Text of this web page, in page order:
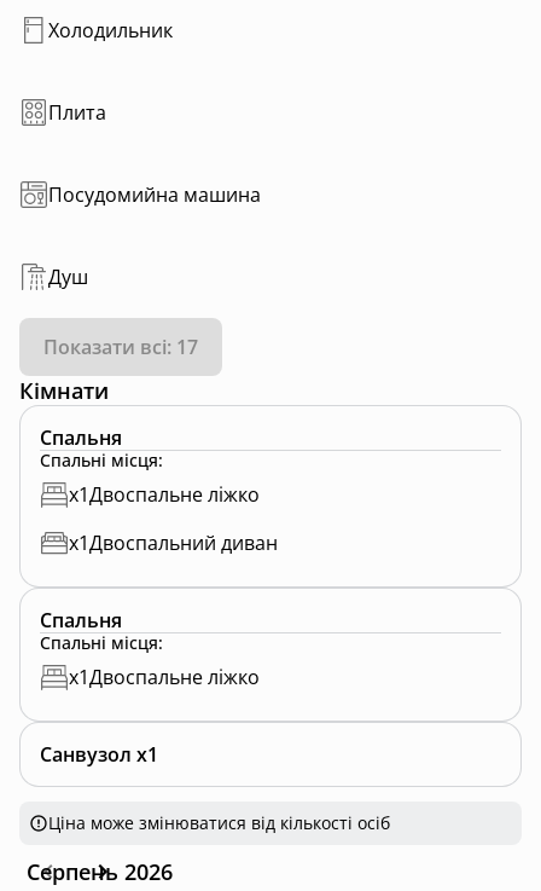
Холодильник
Плита
Посудомийна машина
Душ
Показати всі: 17
Кімнати
Спальня
Спальні місця:
x1Двоспальне ліжко
x1Двоспальний диван
Спальня
Спальні місця:
x1Двоспальне ліжко
Санвузол x1
Ціна може змінюватися від кількості осіб
Серпень 2026